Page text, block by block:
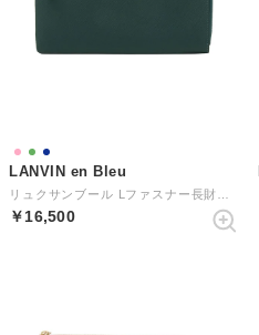
LANVIN en Bleu
￥16,500